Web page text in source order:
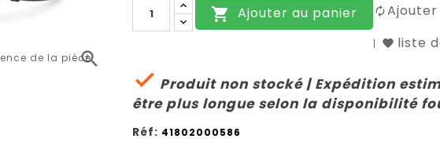

de la pièce
 Ajouter au panier
liste
 Produit non stocké | Expédition
être plus longue selon la disponibilité
Réf: 41802000586